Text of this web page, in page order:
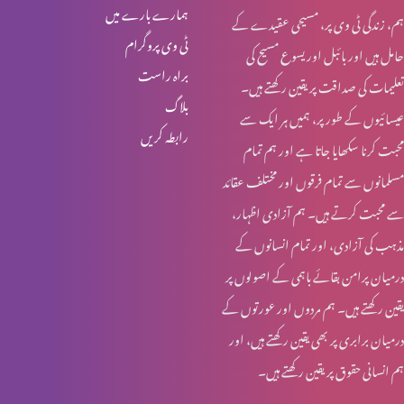
زندہ یسوع مسیح نے کلام کیا. کیسے؟
نیوزی لینڈ میں حملہ، پاکستان انڈیا میں تناؤ، حل؟
نیوزی لینڈ میں حملہ، پاکستان انڈیا میں تناؤ، حل؟ خدا کہاں ہے؟
یسوع (عیسا) نے مردہ ماں کو زندہ کر دیا
انڈیا اور پاکستان میں تناؤ: حال کیا ہے؟
ہمارے بارے میں
ٹی وی پروگرام
براہ راست
بلاگ
رابطہ کریں
ہم، زندگی ٹی وی پر، مسیحی عقیدے کے
حامل ہیں اور بائبل اور یسوع مسیح کی
تعلیمات کی صداقت پر یقین رکھتے ہیں۔
عیسائیوں کے طور پر، ہمیں ہر ایک سے
محبت کرنا سکھایا جاتا ہے اور ہم تمام
مسلمانوں سے تمام فرقوں اور مختلف عقائد
سے محبت کرتے ہیں۔ ہم آزادی اظہار،
مذہب کی آزادی، اور تمام انسانوں کے
درمیان پرامن بقائے باہمی کے اصولوں پر
یقین رکھتے ہیں۔ ہم مردوں اور عورتوں کے
درمیان برابری پر بھی یقین رکھتے ہیں، اور
ہم انسانی حقوق پر یقین رکھتے ہیں۔